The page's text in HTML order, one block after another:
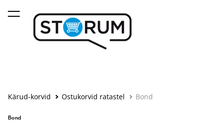
lisati ostukorvi. Vaata ostukorvi
Kärud-korvid Ostukorvid ratastel Bond
Bond